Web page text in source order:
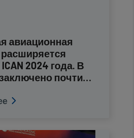
авиационная
2024 года. В
почти…